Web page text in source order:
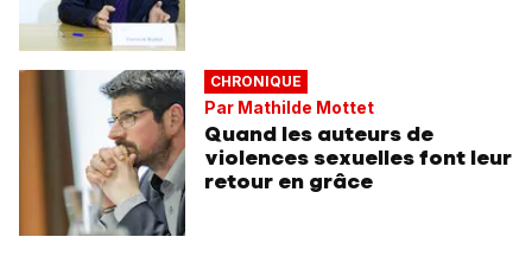
CHRONIQUE
Par Mathilde Mottet
Quand les auteurs de
violences sexuelles font leur
retour en grâce